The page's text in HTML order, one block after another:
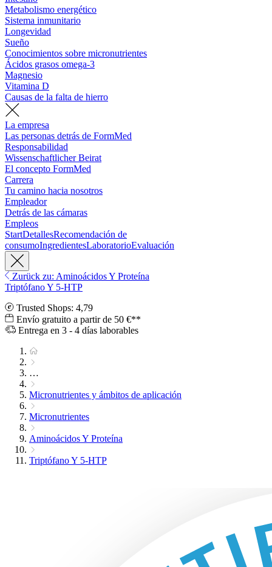
Metabolismo energético
Sistema inmunitario
Longevidad
Sueño
Conocimientos sobre micronutrientes
Ácidos grasos omega-3
Magnesio
Vitamina D
Causas de la falta de hierro
La empresa
Las personas detrás de FormMed
Responsabilidad
Wissenschaftlicher Beirat
El concepto FormMed
Carrera
Tu camino hacia nosotros
Empleador
Detrás de las cámaras
Empleos
StartDetallesRecomendación de
consumoIngredientesLaboratorioEvaluación
Zurück zu: Aminoácidos Y Proteína
Triptófano Y 5-HTP
Trusted Shops: 4,79
Envío gratuito a partir de 50 €**
Entrega en 3 - 4 días laborables
…
Micronutrientes y ámbitos de aplicación
Micronutrientes
Aminoácidos Y Proteína
Triptófano Y 5-HTP